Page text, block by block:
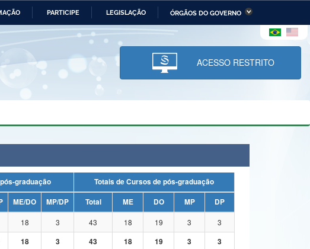
PARTICIPE LEGISLAÇÃO ÓRGÃOS DO GOVERNO
Ministério da Economia Ministério da Infraestrutura
Ministério da Ciência,
Tecnologia, Inovações e
Comunicações
e dos Direitos Humanos
Planalto
ACESSO RESTRITO
Total de Programas de pós-graduação
Totais de Cursos de pós-graduação
ME/DO MP/DP Total ME DO MP
DP
18 3 43 18 19 3
3
18 3 43 18 19 3 3